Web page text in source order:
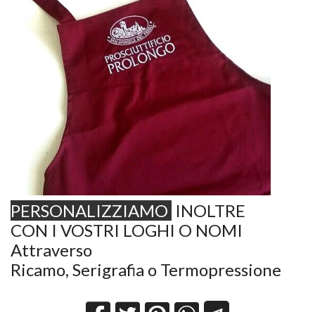
PERSONALIZZIAMO INOLTRE
CON I VOSTRI LOGHI O NOMI
Attraverso
Ricamo,Serigrafia o Termopressione